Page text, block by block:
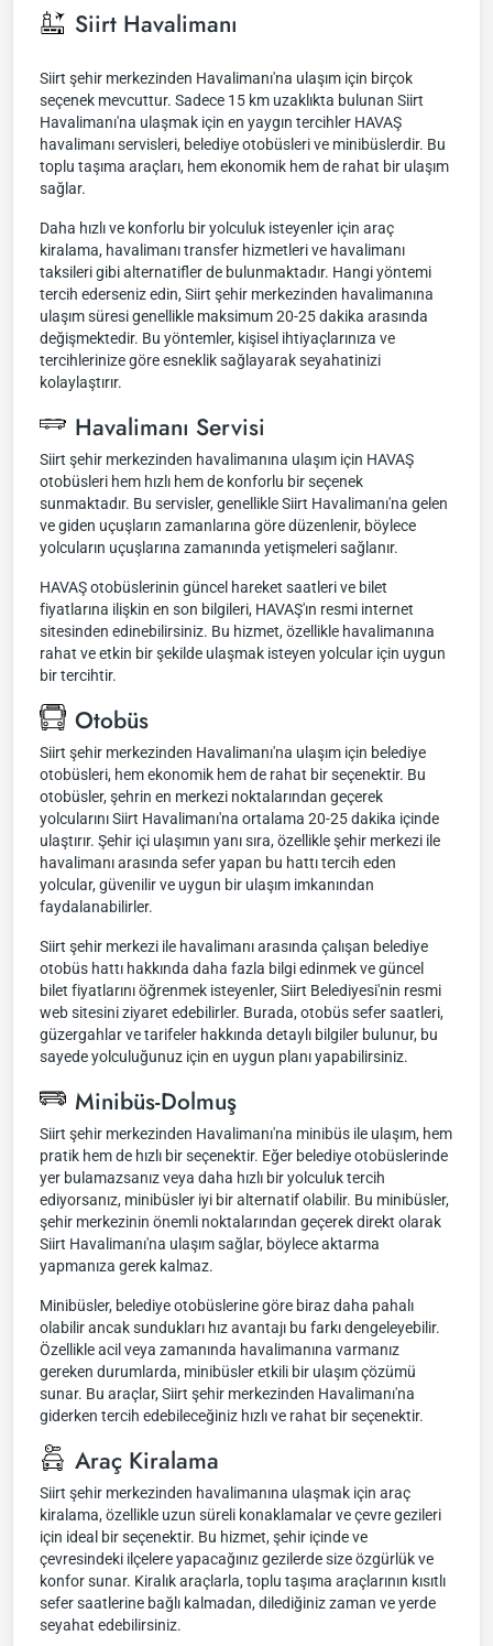
Siirt Havalimanı
Siirt şehir merkezinden Havalimanı'na ulaşım için birçok
seçenek mevcuttur. Sadece 15 km uzaklıkta bulunan Siirt
Havalimanı'na ulaşmak için en yaygın tercihler HAVAŞ
havalimanı servisleri, belediye otobüsleri ve minibüslerdir. Bu
toplu taşıma araçları, hem ekonomik hem de rahat bir ulaşım
sağlar.
Daha hızlı ve konforlu bir yolculuk isteyenler için araç
kiralama, havalimanı transfer hizmetleri ve havalimanı
taksileri gibi alternatifler de bulunmaktadır. Hangi yöntemi
tercih ederseniz edin, Siirt şehir merkezinden havalimanına
ulaşım süresi genellikle maksimum 20-25 dakika arasında
değişmektedir. Bu yöntemler, kişisel ihtiyaçlarınıza ve
tercihlerinize göre esneklik sağlayarak seyahatinizi
kolaylaştırır.
Havalimanı Servisi
Siirt şehir merkezinden havalimanına ulaşım için HAVAŞ
otobüsleri hem hızlı hem de konforlu bir seçenek
sunmaktadır. Bu servisler, genellikle Siirt Havalimanı'na gelen
ve giden uçuşların zamanlarına göre düzenlenir, böylece
yolcuların uçuşlarına zamanında yetişmeleri sağlanır.
HAVAŞ otobüslerinin güncel hareket saatleri ve bilet
fiyatlarına ilişkin en son bilgileri, HAVAŞ'ın resmi internet
sitesinden edinebilirsiniz. Bu hizmet, özellikle havalimanına
rahat ve etkin bir şekilde ulaşmak isteyen yolcular için uygun
bir tercihtir.
Otobüs
Siirt şehir merkezinden Havalimanı'na ulaşım için belediye
otobüsleri, hem ekonomik hem de rahat bir seçenektir. Bu
otobüsler, şehrin en merkezi noktalarından geçerek
yolcularını Siirt Havalimanı'na ortalama 20-25 dakika içinde
ulaştırır. Şehir içi ulaşımın yanı sıra, özellikle şehir merkezi ile
havalimanı arasında sefer yapan bu hattı tercih eden
yolcular, güvenilir ve uygun bir ulaşım imkanından
faydalanabilirler.
Siirt şehir merkezi ile havalimanı arasında çalışan belediye
otobüs hattı hakkında daha fazla bilgi edinmek ve güncel
bilet fiyatlarını öğrenmek isteyenler, Siirt Belediyesi'nin resmi
web sitesini ziyaret edebilirler. Burada, otobüs sefer saatleri,
güzergahlar ve tarifeler hakkında detaylı bilgiler bulunur, bu
sayede yolculuğunuz için en uygun planı yapabilirsiniz.
Minibüs-Dolmuş
Siirt şehir merkezinden Havalimanı'na minibüs ile ulaşım, hem
pratik hem de hızlı bir seçenektir. Eğer belediye otobüslerinde
yer bulamazsanız veya daha hızlı bir yolculuk tercih
ediyorsanız, minibüsler iyi bir alternatif olabilir. Bu minibüsler,
şehir merkezinin önemli noktalarından geçerek direkt olarak
Siirt Havalimanı'na ulaşım sağlar, böylece aktarma
yapmanıza gerek kalmaz.
Minibüsler, belediye otobüslerine göre biraz daha pahalı
olabilir ancak sundukları hız avantajı bu farkı dengeleyebilir.
Özellikle acil veya zamanında havalimanına varmanız
gereken durumlarda, minibüsler etkili bir ulaşım çözümü
sunar. Bu araçlar, Siirt şehir merkezinden Havalimanı'na
giderken tercih edebileceğiniz hızlı ve rahat bir seçenektir.
Araç Kiralama
Siirt şehir merkezinden havalimanına ulaşmak için araç
kiralama, özellikle uzun süreli konaklamalar ve çevre gezileri
için ideal bir seçenektir. Bu hizmet, şehir içinde ve
çevresindeki ilçelere yapacağınız gezilerde size özgürlük ve
konfor sunar. Kiralık araçlarla, toplu taşıma araçlarının kısıtlı
sefer saatlerine bağlı kalmadan, dilediğiniz zaman ve yerde
seyahat edebilirsiniz.